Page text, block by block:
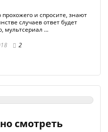
и спросите, знают
случаев ответ будет
мультсериал ...
2
смотреть